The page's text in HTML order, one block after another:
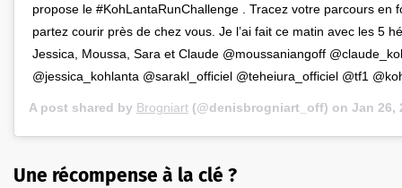
propose le #KohLantaRunChallenge . Tracez votre parcours en
partez courir près de chez vous. Je l’ai fait ce matin avec les 5
Jessica, Moussa, Sara et Claude @moussaniangoff
@jessica_kohlanta @sarakl_officiel @teheiura_officiel @tf1
A post shared by Brogniart (@denisbrogniart_off) on Jan 26,
Une récompense à la clé ?